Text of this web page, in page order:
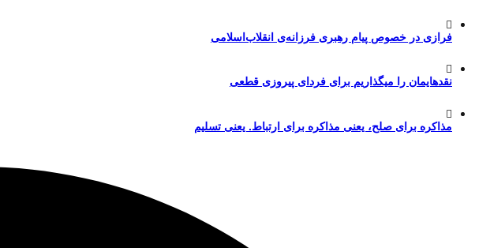
فرازی در خصوص پیام رهبری فرزانه‌ی انقلاب‌اسلامی
نقدهایمان را میگذاریم برای فردای پیروزی قطعی
مذاکره برای صلح، یعنی مذاکره برای ارتباط. یعنی تسلیم